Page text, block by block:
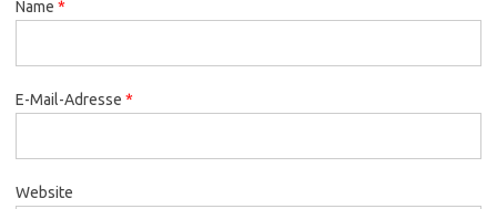
Name *
E-Mail-Adresse *
Website